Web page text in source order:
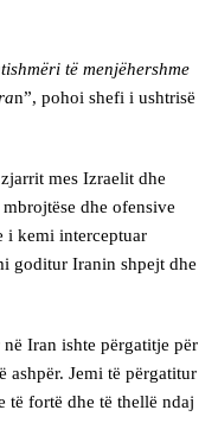
të menjëhershme
n”, pohoi shefi i ushtrisë
mes Izraelit dhe
dhe ofensive
i kemi interceptuar
goditur Iranin shpejt dhe
Iran ishte përgatitje për
ashpër. Jemi të përgatitur
të fortë dhe të thellë ndaj